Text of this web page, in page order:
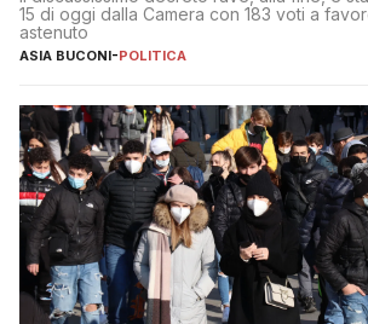
15 di oggi dalla Camera con 183 voti a
astenuto
ASIA BUCONI-POLITICA